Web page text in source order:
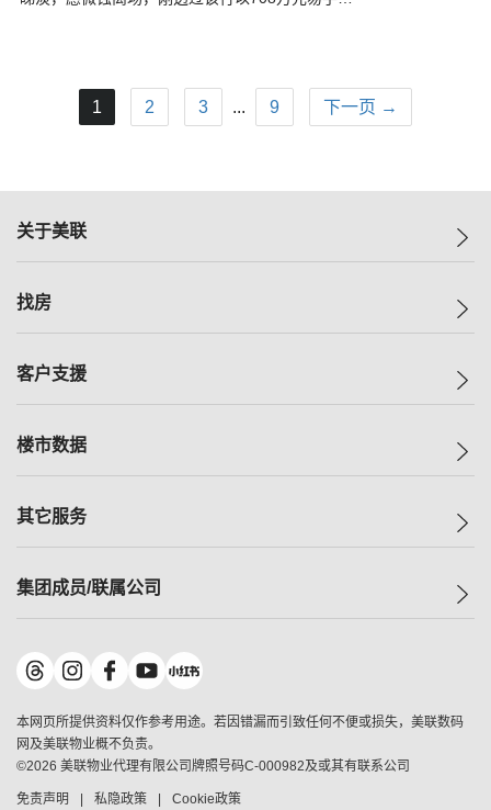
1 2 3 ... 9 下一页 →
关于美联
美联集团
人才招募
找房
一手新房
减价
美联豪宅
独家楼盘
租房
客户支援
自助放盘
查询热线
按揭计算机
负担能力计算机
转按计算机
缴款方式
楼市数据
指数
历史成交
小区成交排行榜
地区百科
其它服务
小区专页
美联精英会
美善会
地产经纪人管理协会
申报已递交的购楼开盘
集团成员/联属公司
美联物业
鋑联控股*
美联工商铺*
美联中国
美联澳门
美联金融集团
本网页所提供资料仅作参考用途。若因错漏而引致任何不便或损失，美联数码
网及美联物业概不负责。
©2026 美联物业代理有限公司牌照号码C-000982及或其有联系公司
免责声明 私隐政策 Cookie政策